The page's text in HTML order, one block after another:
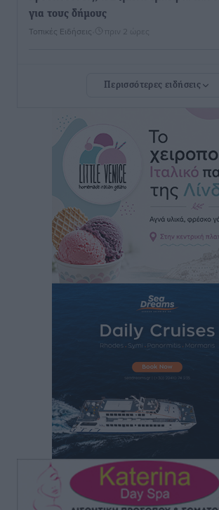
για τους δήμους
Τοπικές Ειδήσεις πριν 2 ώρες
ψαράδες ο αλιευτικός τουρισμός
Ακαθάριστα οικόπεδα: Τι γίνεται όταν ο
δεν τα καθαρίσει – Πώς κινούνται
ποιος πληρώνει τον λογαριασμό
Τοπικές Ειδήσεις• πριν 2 ώρες
Πού κινούνται οι κρατήσεις last
από Γερμανούς
Ειδήσεις• πριν 2 ώρες
Οδηγός στη Ρόδο τράκαρε σταθμευμένο
πριν 2 ώρες
Το νέο Ειδικό Χωροταξικό για τον
Τοπικές Ειδήσεις • πριν 3 ώρες
Γιάννης Βασιλάκης: «Η Πρωτοβάθμια
Υγείας πρέπει να φτάνει σε κάθε
τις δομές, δεν τις αποδυναμώνουμε»
Συνεντεύξεις• πριν 3 ώρες
Περισσότερες ειδήσεις